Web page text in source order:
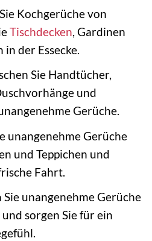
Kochgerüche von
Tischdecken , Gardinen
der Essecke.
Sie Handtücher,
und
Gerüche.
unangenehme Gerüche
und Teppichen und
Fahrt.
Sie unangenehme Gerüche
sorgen Sie für ein